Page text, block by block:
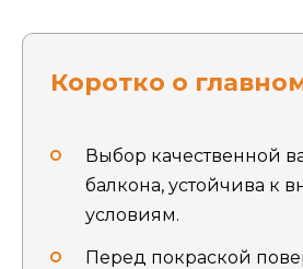
Коротко о
Выбор качественной
балкона, устойчива к
условиям.
Перед покраской